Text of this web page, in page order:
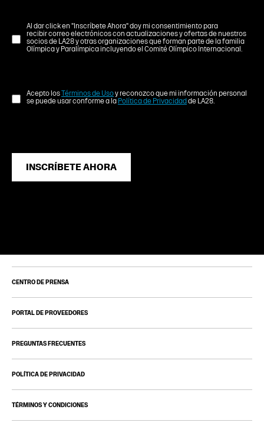
Al dar click en "Inscríbete Ahora" doy mi consentimiento para
recibir correo electrónicos con actualizaciones y ofertas de nuestros
socios de LA28 y otras organizaciones que forman parte de la familia
Olímpica y Paralímpica incluyendo el Comité Olímpico Internacional.
Acepto losTérminos de Usoy reconozco que mi información personal
se puede usar conforme a la Política de Privacidadde LA28.
INSCRÍBETE AHORA
CENTRO DE PRENSA
PORTAL DE PROVEEDORES
PREGUNTAS FRECUENTES
POLÍTICA DE PRIVACIDAD
TÉRMINOS Y CONDICIONES